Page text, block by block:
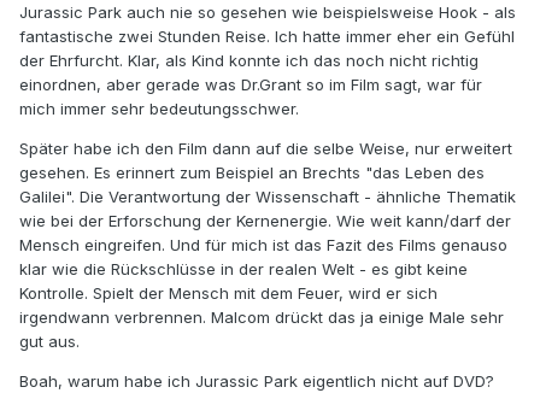
Jurassic Park auch nie so gesehen wie beispielsweise Hook - als
fantastische zwei Stunden Reise. Ich hatte immer eher ein Gefühl
der Ehrfurcht. Klar, als Kind konnte ich das noch nicht richtig
einordnen, aber gerade was Dr.Grant so im Film sagt, war für
mich immer sehr bedeutungsschwer.
Später habe ich den Film dann auf die selbe Weise, nur erweitert
gesehen. Es erinnert zum Beispiel an Brechts "das Leben des
Galilei". Die Verantwortung der Wissenschaft - ähnliche Thematik
wie bei der Erforschung der Kernenergie. Wie weit kann/darf der
Mensch eingreifen. Und für mich ist das Fazit des Films genauso
klar wie die Rückschlüsse in der realen Welt - es gibt keine
Kontrolle. Spielt der Mensch mit dem Feuer, wird er sich
irgendwann verbrennen. Malcom drückt das ja einige Male sehr
gut aus.
Boah, warum habe ich Jurassic Park eigentlich nicht auf DVD?